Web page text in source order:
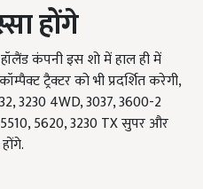
होंगे
कंपनी इस शो में हाल ही में
ट्रैक्टर को भी प्रदर्शित करेगी,
3230 4WD, 3037, 3600-2
5620, 3230 TX सुपर और